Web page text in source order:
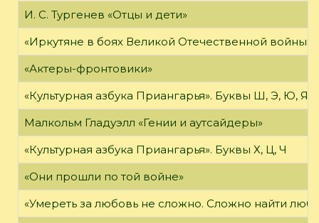
И. С. Тургенев «Отцы и дети»
«Иркутяне в боях Великой Отечественной войны»
«Актеры-фронтовики»
«Культурная азбука Приангарья». Буквы Ш, Э, Ю, Я
Малкольм Гладуэлл «Гении и аутсайдеры»
«Культурная азбука Приангарья». Буквы Х, Ц, Ч
«Они прошли по той войне»
«Умереть за любовь не сложно. Сложно найти